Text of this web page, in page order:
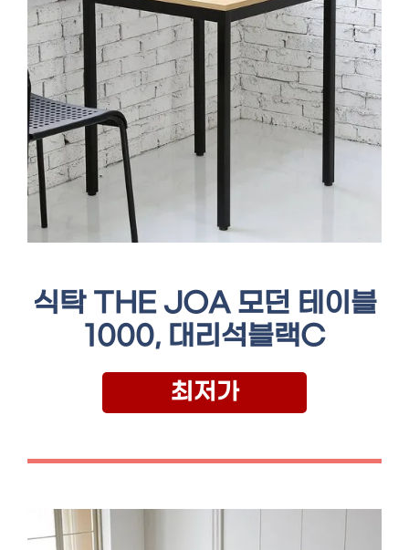
식탁 THE JOA 모던 테이블
1000, 대리석블랙C
최저가